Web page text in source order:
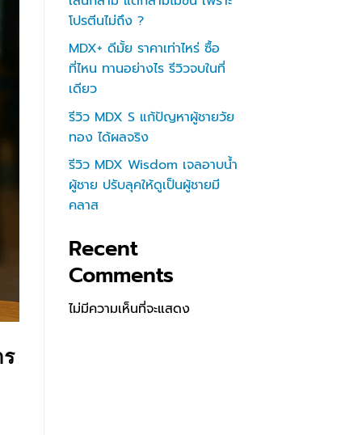
โปรตีนไม่ถึง ?
MDX+ ดีมั้ย ราคาเท่าไหร่ ซื้อ
ที่ไหน ทานอย่างไร รีวิวจบในที่
เดียว
รีวิว MDX S แก้ปัญหาผู้ชายวัย
ทอง ได้ผลจริง
รีวิว MDX Wisdom เจลอาบน้ำ
ผู้ชาย ปรับลุคให้ดูเป็นผู้ชายมี
คลาส
Recent
Comments
ไม่มีความเห็นที่จะแสดง